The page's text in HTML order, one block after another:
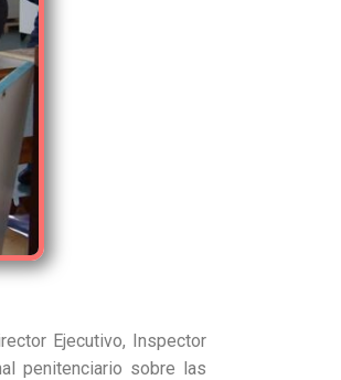
Ejecutivo, Inspector
penitenciario sobre las